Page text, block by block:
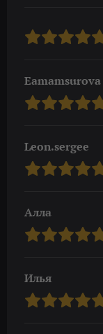
Eamamsurova
Leon.sergee
Алла
Илья